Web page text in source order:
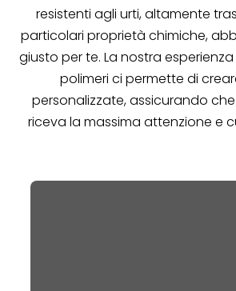
resistenti agli urti, altamente
particolari proprietà chimiche,
giusto per te. La nostra esperienza
polimeri ci permette di
personalizzate, assicurando
riceva la massima attenzione e